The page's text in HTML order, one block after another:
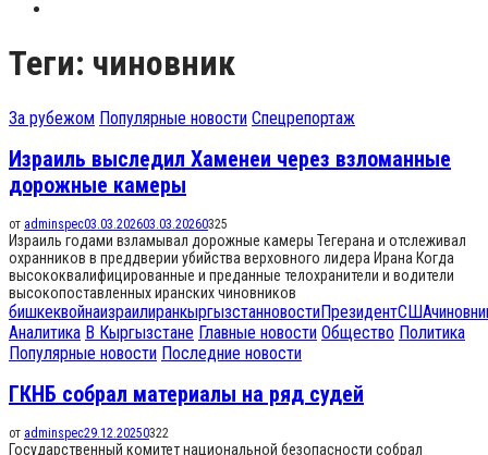
Теги: чиновник
За рубежом Популярные новости Спецрепортаж
Израиль выследил Хаменеи через взломанные
дорожные камеры
от adminspec03.03.202603.03.20260325
Израиль годами взламывал дорожные камеры Тегерана и отслеживал
охранников в преддверии убийства верховного лидера Ирана Когда
высококвалифицированные и преданные телохранители и водители
высокопоставленных иранских чиновников
бишкеквойнаизраилиранкыргызстанновостиПрезидентСША
Аналитика В Кыргызстане Главные новости Общество Политика
Популярные новости Последние новости
ГКНБ собрал материалы на ряд судей
от adminspec29.12.20250322
Государственный комитет национальной безопасности собрал